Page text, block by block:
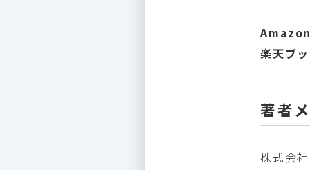
楽天ブ
著者
株式会